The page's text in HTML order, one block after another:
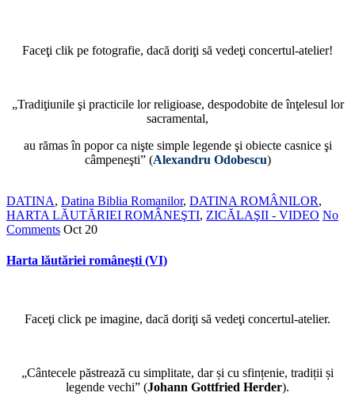
Faceţi clik pe fotografie, dacă doriţi să vedeţi concertul-atelier!
„Tradiţiunile şi practicile lor religioase, despodobite de înţelesul lor
sacramental,
au rămas în popor ca nişte simple legende şi obiecte casnice şi
câmpeneşti” (Alexandru Odobescu)
DATINA, Datina Biblia Romanilor, DATINA ROMÂNILOR,
HARTA LĂUTĂRIEI ROMÂNEŞTI, ZICĂLAŞII - VIDEO No
Comments Oct 20
Harta lăutăriei româneşti (VI)
Faceţi click pe imagine, dacă doriţi să vedeţi concertul-atelier.
„Cântecele păstrează cu simplitate, dar și cu sfințenie, tradiții și
legende vechi” (Johann Gottfried Herder).